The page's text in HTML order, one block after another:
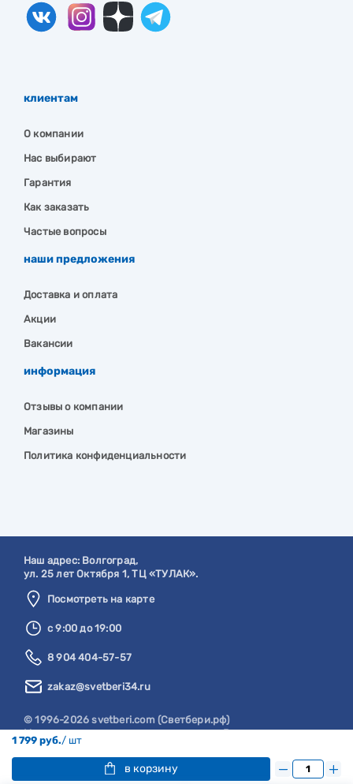
1 799 руб./ шт
в корзину
клиентам
О компании
Нас выбирают
Гарантия
Как заказать
Частые вопросы
наши предложения
Доставка и оплата
Акции
Вакансии
информация
Отзывы о компании
Магазины
Политика конфиденциальности
Наш адрес: Волгоград,
ул. 25 лет Октября 1, ТЦ «ТУЛАК».
Посмотреть на карте
с 9:00 до 19:00
8 904 404-57-57
zakaz@svetberi34.ru
© 1996-2026 svetberi.com (Светбери.рф)
Магазин электротехнических товаров.Все права
защищены.